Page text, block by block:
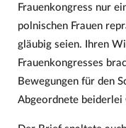
Frauenkongress nur
polnischen Frauen
gläubig seien. Ihren
Frauenkongresses
Bewegungen für den
Abgeordnete beiderlei